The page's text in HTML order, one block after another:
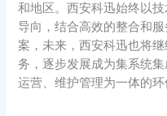
和地区。西安科迅始终以
导向，结合高效的整合和
案，未来，西安科迅也将
务，逐步发展成为集系统
运营、维护管理为一体的环